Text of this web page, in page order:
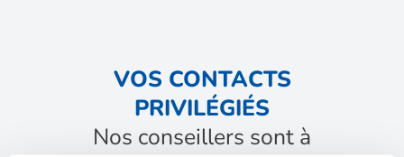
VOS CONTACTS
PRIVILÉGIÉS
Nos conseillers sont à